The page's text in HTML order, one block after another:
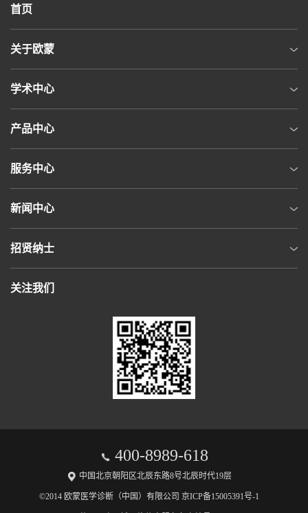
首页
关于欧蒙
学术中心
产品中心
服务中心
新闻中心
招贤纳士
关注我们
400-8989-618
中国北京朝阳区北辰东路8号北辰时代19层
©2014 欧蒙医学诊断（中国）有限公司 京ICP备15005391号-1